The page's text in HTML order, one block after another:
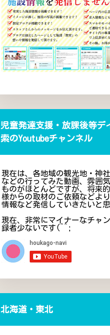
児童発達支援・放課後等デ
索のYoutubeチャンネル
現在は、各地域の観光地・神
などの行ってみた動画、雰囲
ものがほとんどですが、将来
様からの取材のご依頼などよ
情報など発信していきたいと思
現在、非常にマイナーなチャ
録者少ないです(^^;
北海道・東北